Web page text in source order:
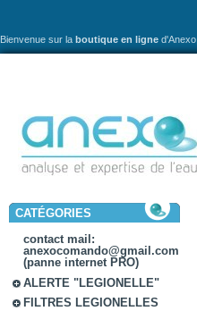
Bienvenue sur la boutique en ligne d'Anexo,
CATÉGORIES
contact mail:
anexocomando@gmail.com
(panne internet PRO)
ALERTE "LEGIONELLE"
FILTRES LEGIONELLES